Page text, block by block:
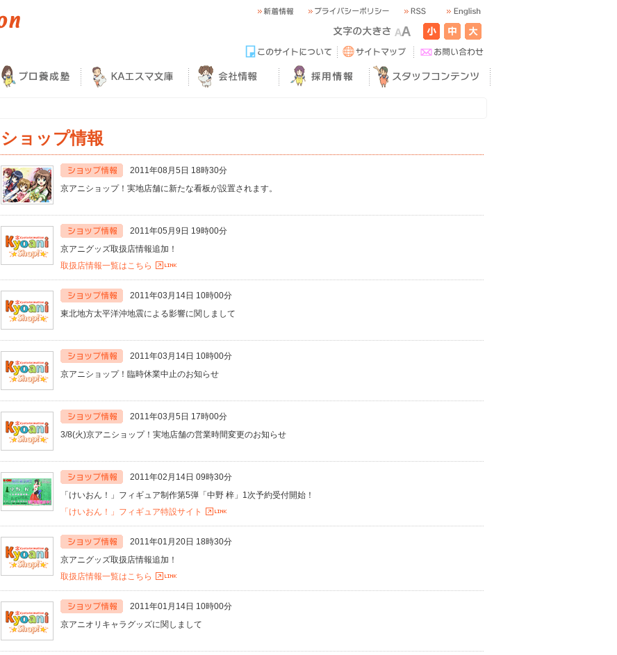
ショップ情報
2011年08月5日 18時30分
京アニショップ！実地店舗に新たな看板が設置されます。
2011年05月9日 19時00分
京アニグッズ取扱店情報追加！
取扱店情報一覧はこちら
2011年03月14日 10時00分
東北地方太平洋沖地震による影響に関しまして
2011年03月14日 10時00分
京アニショップ！臨時休業中止のお知らせ
2011年03月5日 17時00分
3/8(火)京アニショップ！実地店舗の営業時間変更のお知らせ
2011年02月14日 09時30分
「けいおん！」フィギュア制作第5弾「中野 梓」1次予約受付開始！
「けいおん！」フィギュア特設サイト
2011年01月20日 18時30分
京アニグッズ取扱店情報追加！
取扱店情報一覧はこちら
2011年01月14日 10時00分
京アニオリキャラグッズに関しまして